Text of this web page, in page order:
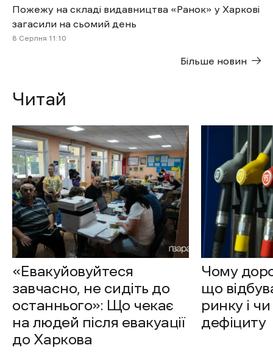
Пожежу на складі видавництва «Ранок» у Харкові
загасили на сьомий день
8 Cерпня 11:10
Більше новин
Читай
«Евакуйовуйтеся
завчасно, не сидіть до
останнього»: Що чекає
на людей після евакуації
до Харкова
Чому
що
ринку і
дефіциту